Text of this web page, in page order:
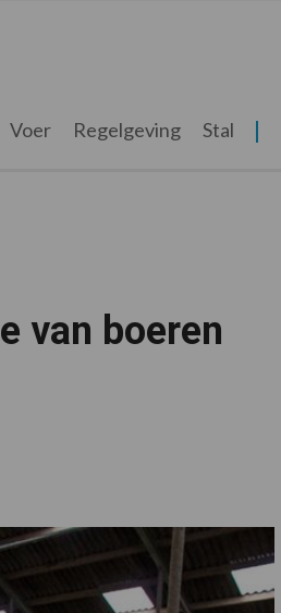
Voer Regelgeving Stal
van boeren